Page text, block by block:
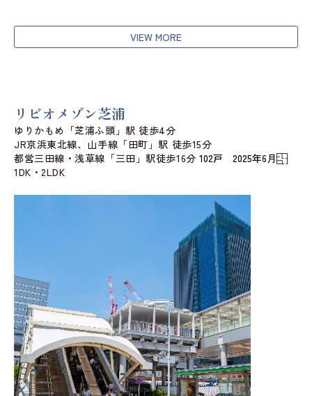
VIEW MORE
リビオメゾン芝浦
ゆりかもめ「芝浦ふ頭」駅 徒歩4分
JR京浜東北線、山手線「田町」駅 徒歩15分
都営三田線・浅草線「三田」駅徒歩16分102戸 2025年6月
1DK・2LDK